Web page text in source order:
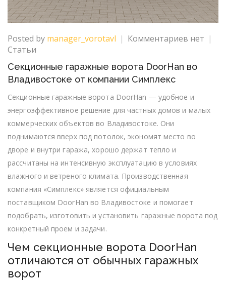
Posted by manager_vorotavl Комментариев к
DoorHan
нет
Статьи
Секционные гаражные ворота DoorHan во
Владивостоке от компании Симплекс
Секционные гаражные ворота DoorHan — удобное и
энергоэффективное решение для частных домов и малых
коммерческих объектов во Владивостоке. Они
поднимаются вверх под потолок, экономят место во
дворе и внутри гаража, хорошо держат тепло и
рассчитаны на интенсивную эксплуатацию в условиях
влажного и ветреного климата. Производственная
компания «Симплекс» является официальным
поставщиком DoorHan во Владивостоке и помогает
подобрать, изготовить и установить гаражные ворота под
конкретный проем и задачи.
Чем секционные ворота DoorHan
отличаются от обычных гаражных
ворот